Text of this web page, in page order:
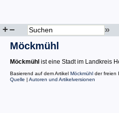
+– »
Möckmühl
Möckmühl ist eine Stadt im Landkreis
Basierend auf dem Artikel Möckmühl der freien
Quelle | Autoren und Artikelversionen